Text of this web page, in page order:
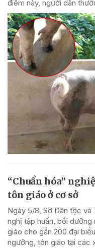
điểm này, người dân
“Chuẩn hóa”
tôn giáo ở cơ sở
Ngày 5/8, Sở Dân tộc
nghị tập huấn, bồi
giáo cho gần 200 đại
ngưỡng, tôn giáo tại các